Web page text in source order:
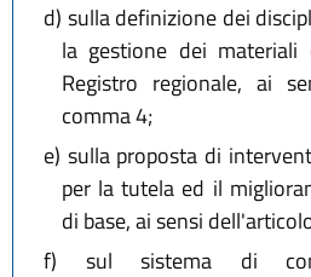
d) sulla definizione dei
la gestione dei
Registro regionale, ai
comma 4;
e) sulla proposta di
per la tutela ed il
di base, ai sensi
f) sul sistema di